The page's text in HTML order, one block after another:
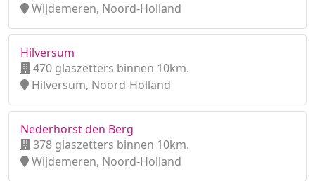
Wijdemeren, Noord-Holland
Hilversum
470 glaszetters binnen 10km.
Hilversum, Noord-Holland
Nederhorst den Berg
378 glaszetters binnen 10km.
Wijdemeren, Noord-Holland